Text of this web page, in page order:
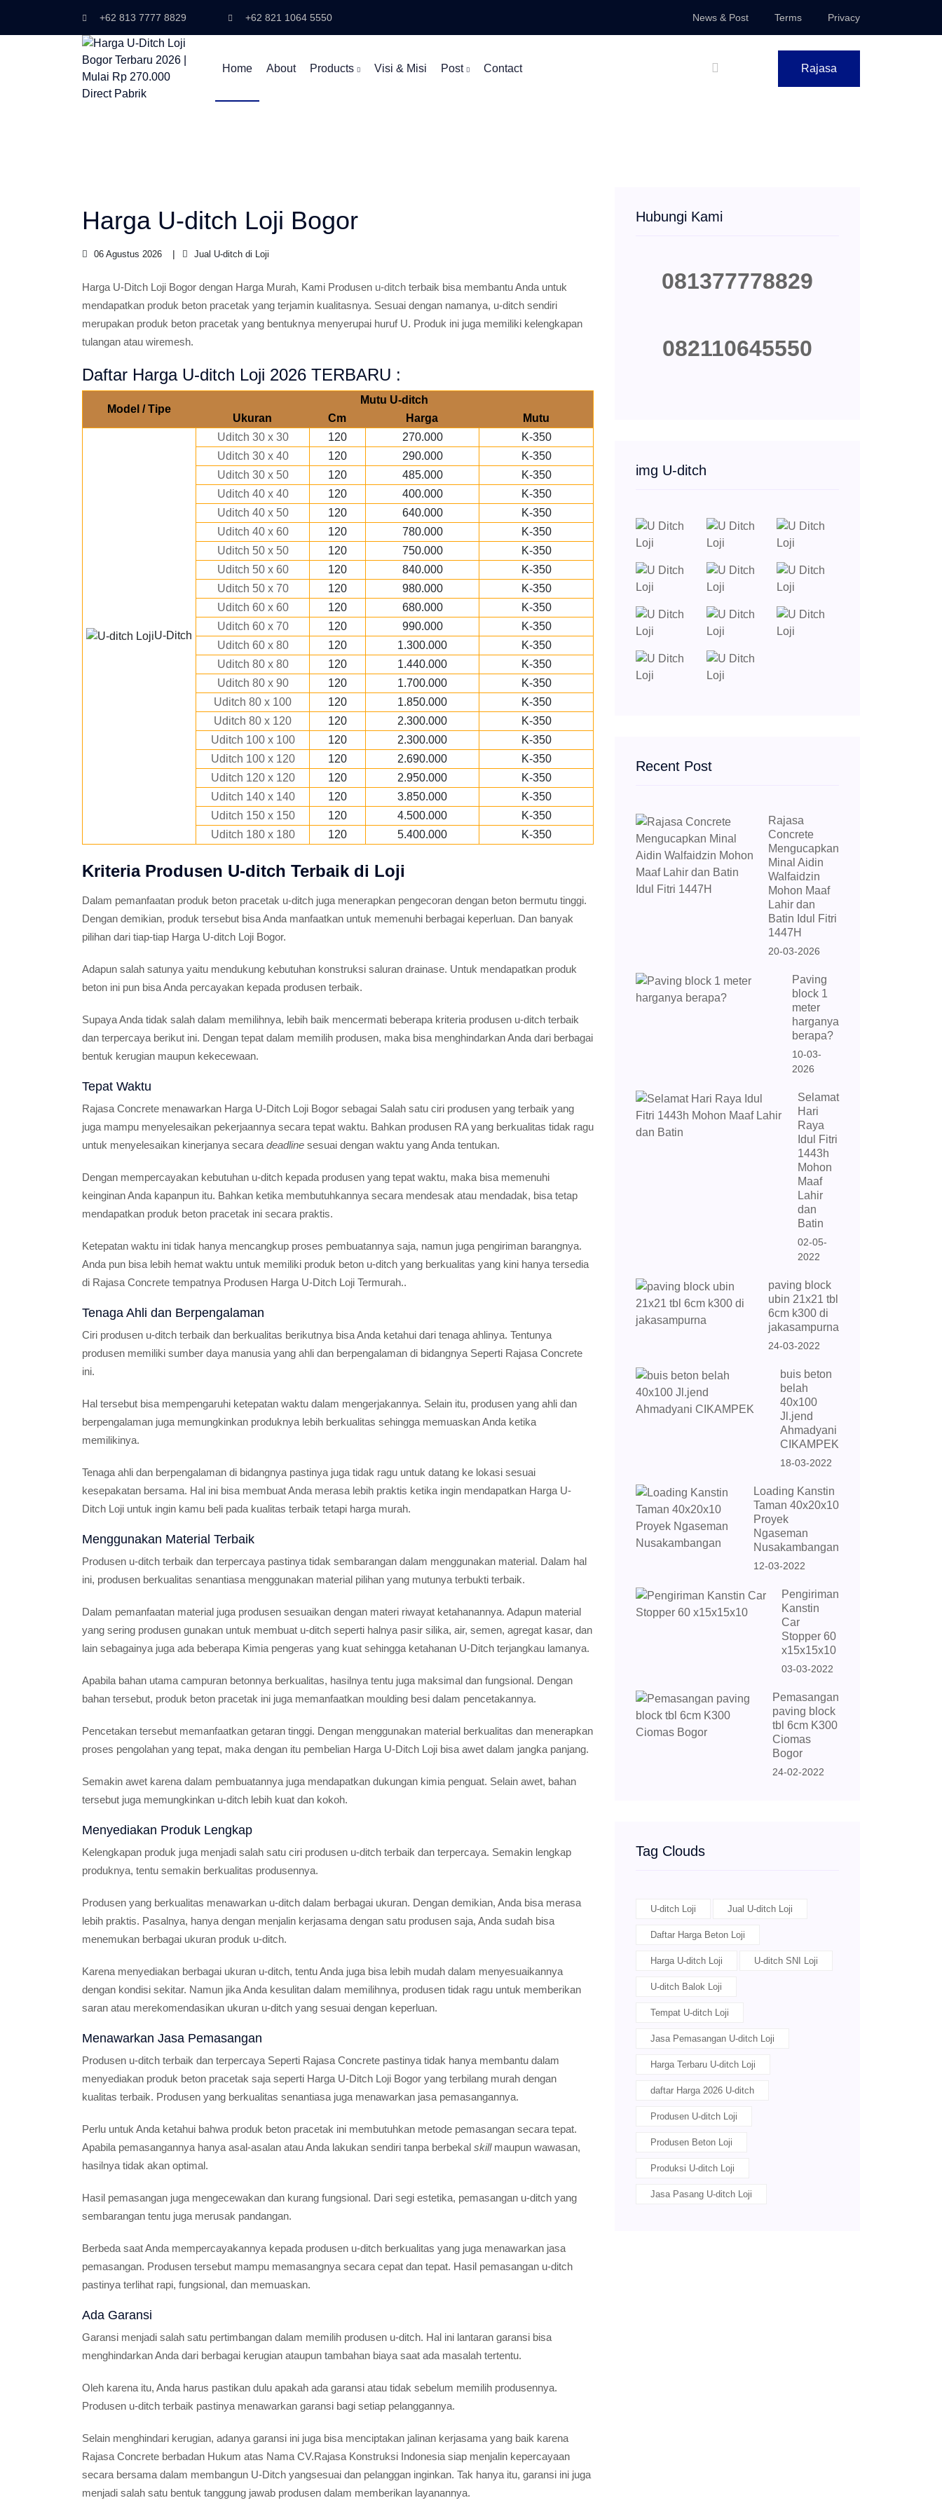
+62 813 7777 8829 +62 821 1064 5550 News & Post Terms Privacy
Home About Products Visi & Misi Post Contact Rajasa
Harga U-ditch Loji Bogor
06 Agustus 2026 Jual U-ditch di Loji
Harga U-Ditch Loji Bogor dengan Harga Murah, Kami Produsen u-ditch terbaik bisa membantu Anda untuk
mendapatkan produk beton pracetak yang terjamin kualitasnya. Sesuai dengan namanya, u-ditch sendiri
merupakan produk beton pracetak yang bentuknya menyerupai huruf U. Produk ini juga memiliki kelengkapan
tulangan atau wiremesh.
Daftar Harga U-ditch Loji 2026 TERBARU :
Model / Tipe
Mutu U-ditch
Ukuran
Cm Harga Mutu
U-Ditch
Uditch 30 x 30 120 270.000
K-350
Uditch 30 x 40
120 290.000
K-350
Uditch 30 x 50
120 485.000
K-350
Uditch 40 x 40
120 400.000
K-350
Uditch 40 x 50
120 640.000
K-350
Uditch 40 x 60
120 780.000
K-350
Uditch 50 x 50
120 750.000
K-350
Uditch 50 x 60
120 840.000
K-350
Uditch 50 x 70
120 980.000
K-350
Uditch 60 x 60
120 680.000
K-350
Uditch 60 x 70
120 990.000
K-350
Uditch 60 x 80
120 1.300.000
K-350
Uditch 80 x 80
120 1.440.000
K-350
Uditch 80 x 90
120 1.700.000
K-350
Uditch 80 x 100
120 1.850.000
K-350
Uditch 80 x 120
120 2.300.000
K-350
Uditch 100 x 100
120 2.300.000
K-350
Uditch 100 x 120
120 2.690.000
K-350
Uditch 120 x 120
120 2.950.000
K-350
Uditch 140 x 140
120 3.850.000
K-350
Uditch 150 x 150
120 4.500.000
K-350
Uditch 180 x 180
120 5.400.000 K-350
Kriteria Produsen U-ditch Terbaik di Loji
Dalam pemanfaatan produk beton pracetak u-ditch juga menerapkan pengecoran dengan beton bermutu tinggi.
Dengan demikian, produk tersebut bisa Anda manfaatkan untuk memenuhi berbagai keperluan. Dan banyak
pilihan dari tiap-tiap Harga U-ditch Loji Bogor.
Adapun salah satunya yaitu mendukung kebutuhan konstruksi saluran drainase. Untuk mendapatkan produk
beton ini pun bisa Anda percayakan kepada produsen terbaik.
Supaya Anda tidak salah dalam memilihnya, lebih baik mencermati beberapa kriteria produsen u-ditch terbaik
dan terpercaya berikut ini. Dengan tepat dalam memilih produsen, maka bisa menghindarkan Anda dari berbagai
bentuk kerugian maupun kekecewaan.
Tepat Waktu
Rajasa Concrete menawarkan Harga U-Ditch Loji Bogor sebagai Salah satu ciri produsen yang terbaik yang
juga mampu menyelesaikan pekerjaannya secara tepat waktu. Bahkan produsen RA yang berkualitas tidak ragu
untuk menyelesaikan kinerjanya secara deadline sesuai dengan waktu yang Anda tentukan.
Dengan mempercayakan kebutuhan u-ditch kepada produsen yang tepat waktu, maka bisa memenuhi
keinginan Anda kapanpun itu. Bahkan ketika membutuhkannya secara mendesak atau mendadak, bisa tetap
mendapatkan produk beton pracetak ini secara praktis.
Ketepatan waktu ini tidak hanya mencangkup proses pembuatannya saja, namun juga pengiriman barangnya.
Anda pun bisa lebih hemat waktu untuk memiliki produk beton u-ditch yang berkualitas yang kini hanya tersedia
di Rajasa Concrete tempatnya Produsen Harga U-Ditch Loji Termurah..
Tenaga Ahli dan Berpengalaman
Ciri produsen u-ditch terbaik dan berkualitas berikutnya bisa Anda ketahui dari tenaga ahlinya. Tentunya
produsen memiliki sumber daya manusia yang ahli dan berpengalaman di bidangnya Seperti Rajasa Concrete
ini.
Hal tersebut bisa mempengaruhi ketepatan waktu dalam mengerjakannya. Selain itu, produsen yang ahli dan
berpengalaman juga memungkinkan produknya lebih berkualitas sehingga memuaskan Anda ketika
memilikinya.
Tenaga ahli dan berpengalaman di bidangnya pastinya juga tidak ragu untuk datang ke lokasi sesuai
kesepakatan bersama. Hal ini bisa membuat Anda merasa lebih praktis ketika ingin mendapatkan Harga U-
Ditch Loji untuk ingin kamu beli pada kualitas terbaik tetapi harga murah.
Menggunakan Material Terbaik
Produsen u-ditch terbaik dan terpercaya pastinya tidak sembarangan dalam menggunakan material. Dalam hal
ini, produsen berkualitas senantiasa menggunakan material pilihan yang mutunya terbukti terbaik.
Dalam pemanfaatan material juga produsen sesuaikan dengan materi riwayat ketahanannya. Adapun material
yang sering produsen gunakan untuk membuat u-ditch seperti halnya pasir silika, air, semen, agregat kasar, dan
lain sebagainya juga ada beberapa Kimia pengeras yang kuat sehingga ketahanan U-Ditch terjangkau lamanya.
Apabila bahan utama campuran betonnya berkualitas, hasilnya tentu juga maksimal dan fungsional. Dengan
bahan tersebut, produk beton pracetak ini juga memanfaatkan moulding besi dalam pencetakannya.
Pencetakan tersebut memanfaatkan getaran tinggi. Dengan menggunakan material berkualitas dan menerapkan
proses pengolahan yang tepat, maka dengan itu pembelian Harga U-Ditch Loji bisa awet dalam jangka panjang.
Semakin awet karena dalam pembuatannya juga mendapatkan dukungan kimia penguat. Selain awet, bahan
tersebut juga memungkinkan u-ditch lebih kuat dan kokoh.
Menyediakan Produk Lengkap
Kelengkapan produk juga menjadi salah satu ciri produsen u-ditch terbaik dan terpercaya. Semakin lengkap
produknya, tentu semakin berkualitas produsennya.
Produsen yang berkualitas menawarkan u-ditch dalam berbagai ukuran. Dengan demikian, Anda bisa merasa
lebih praktis. Pasalnya, hanya dengan menjalin kerjasama dengan satu produsen saja, Anda sudah bisa
menemukan berbagai ukuran produk u-ditch.
Karena menyediakan berbagai ukuran u-ditch, tentu Anda juga bisa lebih mudah dalam menyesuaikannya
dengan kondisi sekitar. Namun jika Anda kesulitan dalam memilihnya, produsen tidak ragu untuk memberikan
saran atau merekomendasikan ukuran u-ditch yang sesuai dengan keperluan.
Menawarkan Jasa Pemasangan
Produsen u-ditch terbaik dan terpercaya Seperti Rajasa Concrete pastinya tidak hanya membantu dalam
menyediakan produk beton pracetak saja seperti Harga U-Ditch Loji Bogor yang terbilang murah dengan
kualitas terbaik. Produsen yang berkualitas senantiasa juga menawarkan jasa pemasangannya.
Perlu untuk Anda ketahui bahwa produk beton pracetak ini membutuhkan metode pemasangan secara tepat.
Apabila pemasangannya hanya asal-asalan atau Anda lakukan sendiri tanpa berbekal skillmaupun wawasan,
hasilnya tidak akan optimal.
Hasil pemasangan juga mengecewakan dan kurang fungsional. Dari segi estetika, pemasangan u-ditch yang
sembarangan tentu juga merusak pandangan.
Berbeda saat Anda mempercayakannya kepada produsen u-ditch berkualitas yang juga menawarkan jasa
pemasangan. Produsen tersebut mampu memasangnya secara cepat dan tepat. Hasil pemasangan u-ditch
pastinya terlihat rapi, fungsional, dan memuaskan.
Ada Garansi
Garansi menjadi salah satu pertimbangan dalam memilih produsen u-ditch. Hal ini lantaran garansi bisa
menghindarkan Anda dari berbagai kerugian ataupun tambahan biaya saat ada masalah tertentu.
Oleh karena itu, Anda harus pastikan dulu apakah ada garansi atau tidak sebelum memilih produsennya.
Produsen u-ditch terbaik pastinya menawarkan garansi bagi setiap pelanggannya.
Selain menghindari kerugian, adanya garansi ini juga bisa menciptakan jalinan kerjasama yang baik karena
Rajasa Concrete berbadan Hukum atas Nama CV.Rajasa Konstruksi Indonesia siap menjalin kepercayaan
secara bersama dalam membangun U-Ditch yangsesuai dan pelanggan inginkan. Tak hanya itu, garansi ini juga
menjadi salah satu bentuk tanggung jawab produsen dalam memberikan layanannya.
Hubungi Kami
081377778829
082110645550
img U-ditch
Recent Post
Rajasa
Concrete
Mengucapkan
Minal Aidin
Walfaidzin
Mohon Maaf
Lahir dan
Batin Idul Fitri
1447H
20-03-2026
Paving
block 1
meter
harganya
berapa?
10-03-
2026
Selamat
Hari
Raya
Idul Fitri
1443h
Mohon
Maaf
Lahir
dan
Batin
02-05-
2022
paving block
ubin 21x21 tbl
6cm k300 di
jakasampurna
24-03-2022
buis beton
belah
40x100
Jl.jend
Ahmadyani
CIKAMPEK
18-03-2022
Loading Kanstin
Taman 40x20x10
Proyek
Ngaseman
Nusakambangan
12-03-2022
Pengiriman
Kanstin
Car
Stopper 60
x15x15x10
03-03-2022
Pemasangan
paving block
tbl 6cm K300
Ciomas
Bogor
24-02-2022
Tag Clouds
U-ditch Loji Jual U-ditch Loji
Daftar Harga Beton Loji
Harga U-ditch Loji U-ditch SNI Loji
U-ditch Balok Loji
Tempat U-ditch Loji
Jasa Pemasangan U-ditch Loji
Harga Terbaru U-ditch Loji
daftar Harga 2026 U-ditch
Produsen U-ditch Loji
Produsen Beton Loji
Produksi U-ditch Loji
Jasa Pasang U-ditch Loji